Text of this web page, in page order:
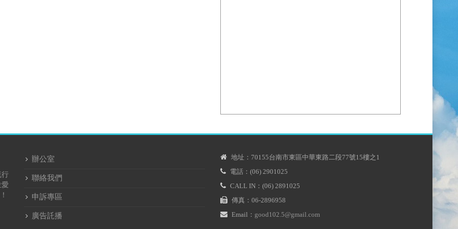
行
辦公室
聯絡我們
申訴專區
廣告託播
地址：70155台南市東區中華東路二段77號15樓之1
電話：(06) 2901025
CALL IN：(06) 2891025
傳真：06-2896958
Email： good102.5@gmail.com